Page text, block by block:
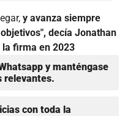
y avanza siempre
decía Jonathan
firma en 2023
y manténgase
relevantes.
con toda la